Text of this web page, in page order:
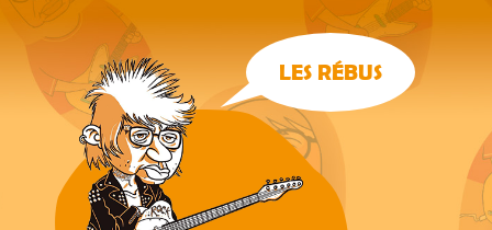
LES RÉBUS